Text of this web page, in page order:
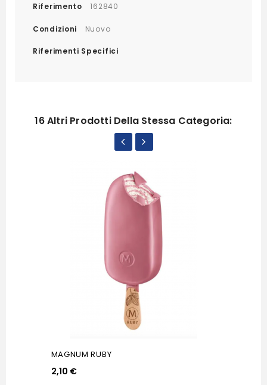
Riferimento 162840
Condizioni Nuovo
Riferimenti Specifici
16 Altri Prodotti Della Stessa Categoria:
MAGNUM RUBY
2,10 €